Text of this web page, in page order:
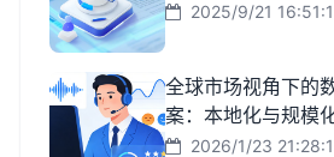
2025/9/21
全球市场视角下的
案：本地化与规模
2026/1/23